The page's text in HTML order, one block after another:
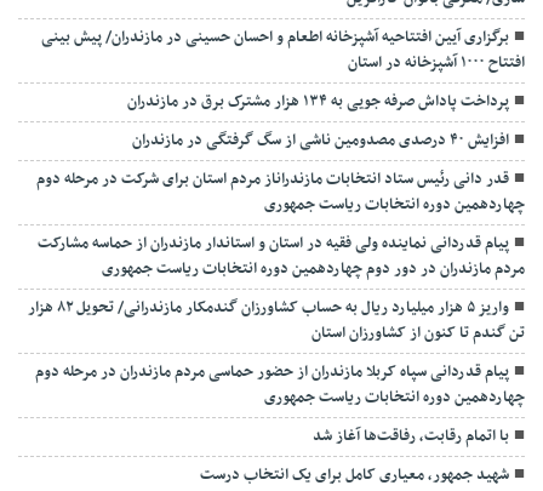
برگزاری آیین افتتاحیه آشپزخانه اطعام و احسان حسینی در مازندران/ پیش بینی
افتتاح ۱۰۰۰ آشپزخانه در استان
پرداخت پاداش صرفه جویی به ۱۳۴ هزار مشترک برق در مازندران
افزایش ۴۰ درصدی مصدومین ناشی از سگ گرفتگی در مازندران
قدر دانی رئیس ستاد انتخابات مازندراناز مردم استان برای شرکت در مرحله دوم
چهاردهمین دوره انتخابات ریاست جمهوری
پیام قدردانی نماینده ولی فقیه در استان و استاندار مازندران از حماسه مشارکت
مردم مازندران در دور دوم چهاردهمین دوره انتخابات ریاست جمهوری
واریز ۵ هزار میلیارد ریال به حساب کشاورزان گندمکار مازندرانی/ تحویل ۸۲ هزار
تن گندم تا کنون از کشاورزان استان
پیام قدردانی سپاه کربلا مازندران از حضور حماسی مردم مازندران در مرحله دوم
چهاردهمین دوره انتخابات ریاست جمهوری
با اتمام رقابت، رفاقت‌ها آغاز شد
شهید جمهور، معیاری کامل برای یک انتخاب درست